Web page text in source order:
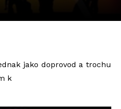
jako doprovod a trochu
k